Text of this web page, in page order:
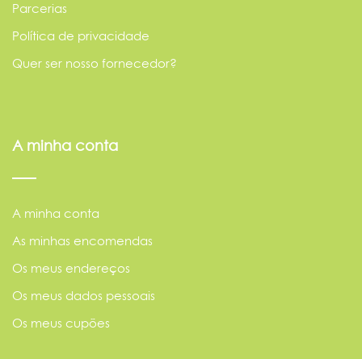
Parcerias
Política de privacidade
Quer ser nosso fornecedor?
A minha conta
A minha conta
As minhas encomendas
Os meus endereços
Os meus dados pessoais
Os meus cupões